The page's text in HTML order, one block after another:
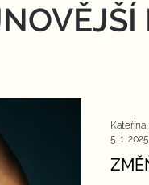
Kateřina
5. 1. 2025